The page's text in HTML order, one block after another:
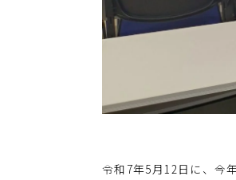
令和7年5月12日に、今